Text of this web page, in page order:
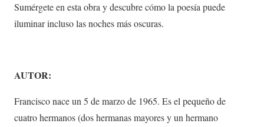
Sumérgete en esta obra y descubre cómo la poesía puede
iluminar incluso las noches más oscuras.
AUTOR:
Francisco nace un 5 de marzo de 1965. Es el pequeño de
cuatro hermanos (dos hermanas mayores y un hermano